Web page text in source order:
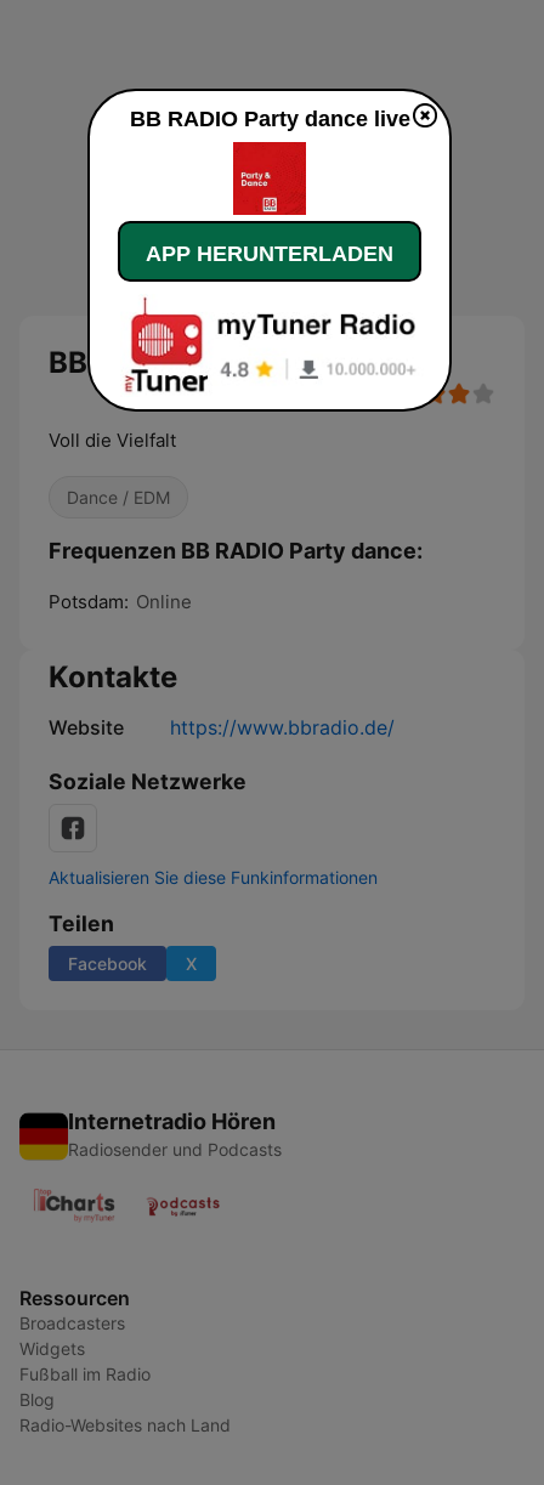
BB RADIO Party dance Live
Voll die Vielfalt
Dance / EDM
Frequenzen BB RADIO Party dance:
Potsdam: Online
Kontakte
Website https://www.bbradio.de/
Soziale Netzwerke
Aktualisieren Sie diese Funkinformationen
Teilen
Facebook X
Internetradio Hören
Radiosender und Podcasts
Ressourcen
Broadcasters
Widgets
Fußball im Radio
Blog
Radio-Websites nach Land
BB RADIO Party dance live
APP HERUNTERLADEN